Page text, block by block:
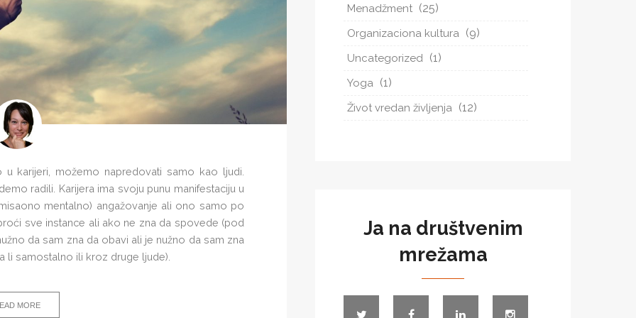
karijeri, možemo napredovati samo kao ljudi.
radili. Karijera ima svoju punu manifestaciju u
mentalno) angažovanje ali ono samo po
sve instance ali ako ne zna da spovede (pod
da sam zna da obavi ali je nužno da sam zna
samostalno ili kroz druge ljude).
MORE
Menadžment (25)
Organizaciona kultura (9)
Uncategorized (1)
Yoga (1)
Život vredan življenja (12)
Ja na društvenim
mrežama